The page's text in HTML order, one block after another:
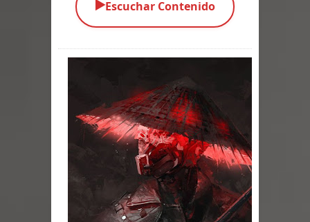
Parte 03: La Traición
Parte 01: El Comienzo
Parte 01: El Enemigo Interior
Exaltados y Muertos Vivientes
Los Muertos se Levantan (Relato)
Los Monstruos más Buscados
▶️Escuchar Contenido